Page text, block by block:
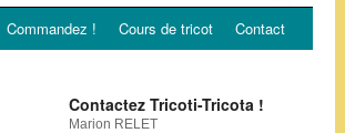
Commandez ! Cours de tricot Contact
Contactez Tricoti-Tricota !
Marion RELET